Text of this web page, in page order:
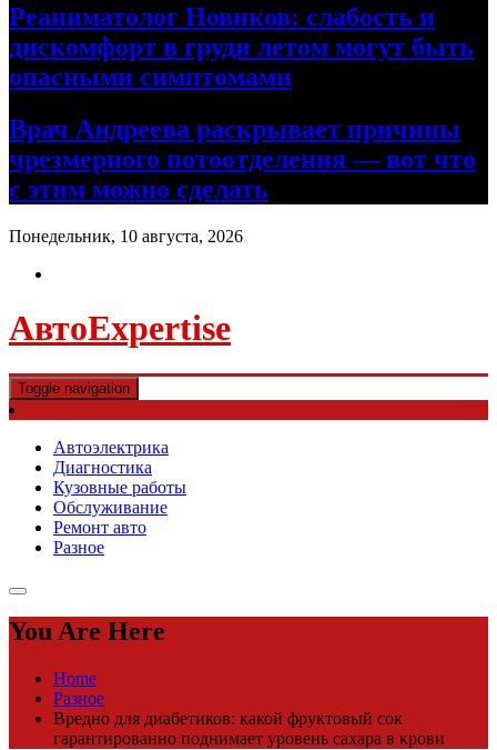
Реаниматолог Новиков: слабость и
дискомфорт в груди летом могут быть
опасными симптомами
Врач Андреева раскрывает причины
чрезмерного потоотделения — вот что
с этим можно сделать
Понедельник, 10 августа, 2026
АвтоExpertise
Toggle navigation
Автоэлектрика
Диагностика
Кузовные работы
Обслуживание
Ремонт авто
Разное
You Are Here
Home
Разное
Вредно для диабетиков: какой фруктовый сок
гарантированно поднимает уровень сахара в крови